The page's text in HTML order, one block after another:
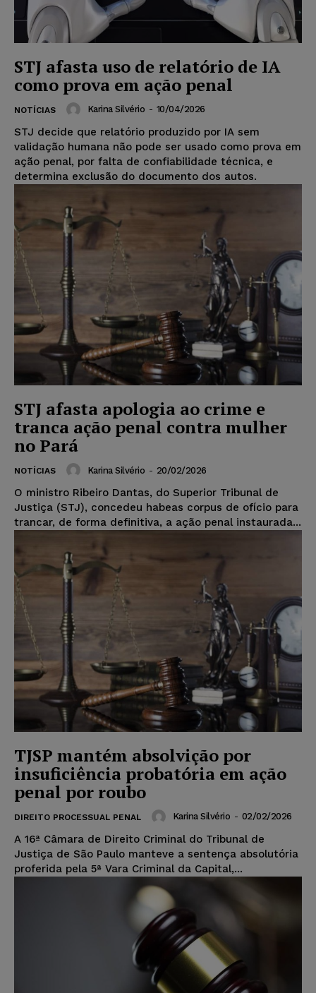
STJ afasta uso de relatório de IA
como prova em ação penal
NOTÍCIAS Karina Silvério - 10/04/2026
STJ decide que relatório produzido por IA sem
validação humana não pode ser usado como prova em
ação penal, por falta de confiabilidade técnica, e
determina exclusão do documento dos autos.
STJ afasta apologia ao crime e
tranca ação penal contra mulher
no Pará
NOTÍCIAS Karina Silvério - 20/02/2026
O ministro Ribeiro Dantas, do Superior Tribunal de
Justiça (STJ), concedeu habeas corpus de ofício para
trancar, de forma definitiva, a ação penal instaurada...
TJSP mantém absolvição por
insuficiência probatória em ação
penal por roubo
DIREITO PROCESSUAL PENAL Karina Silvério - 02/02/2026
A 16ª Câmara de Direito Criminal do Tribunal de
Justiça de São Paulo manteve a sentença absolutória
proferida pela 5ª Vara Criminal da Capital,...